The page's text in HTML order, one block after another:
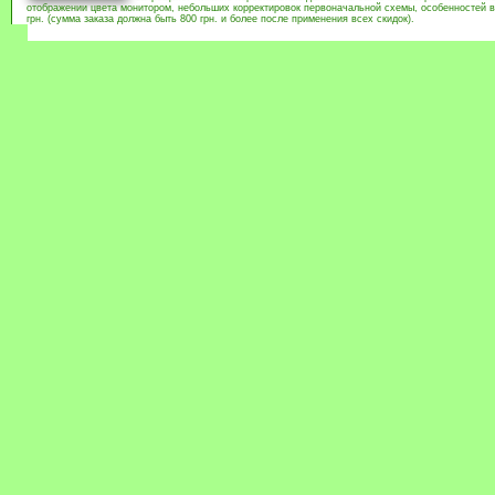
отображении цвета монитором, небольших корректировок первоначальной схемы,
грн. (сумма заказа должна быть 800 грн. и более после применения всех скидок).